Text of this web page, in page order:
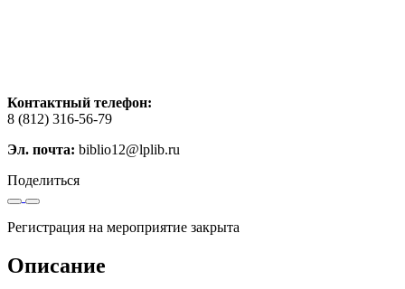
Контактный телефон:
8 (812) 316-56-79
Эл. почта: biblio12@lplib.ru
Поделиться
Регистрация на мероприятие закрыта
Описание